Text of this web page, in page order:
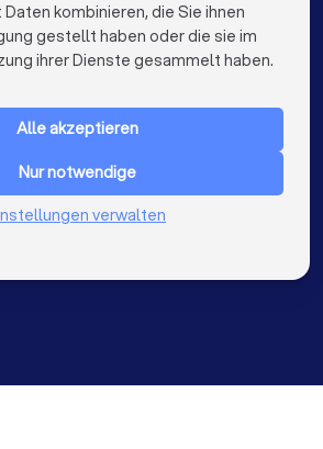
kombinieren, die Sie ihnen
gestellt haben oder die sie im
ihrer Dienste gesammelt haben.
Alle akzeptieren
Nur notwendige
verwalten